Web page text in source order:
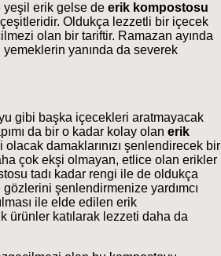
yeşil erik gelse de erik kompostosu
Oldukça lezzetli bir içecek
olan bir tariftir. Ramazan ayında
yanında da severek
gibi başka içecekleri aratmayacak
da bir o kadar kolay olan erik
damaklarınızı şenlendirecek bir
çok ekşi olmayan, etlice olan erikler
tadı kadar rengi ile de oldukça
şenlendirmenize yardımcı
ile elde edilen erik
ürünler katılarak lezzeti daha da